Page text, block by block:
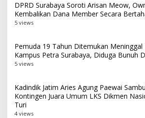
DPRD Surabaya Soroti Arisan Meow,
Kembalikan Dana Member Secara
5 views
Pemuda 19 Tahun Ditemukan Meninggal
Kampus Petra Surabaya, Diduga Bunuh
5 views
Kadindik Jatim Aries Agung Paewai
Kontingen Juara Umum LKS Dikmen
Turi
4 views